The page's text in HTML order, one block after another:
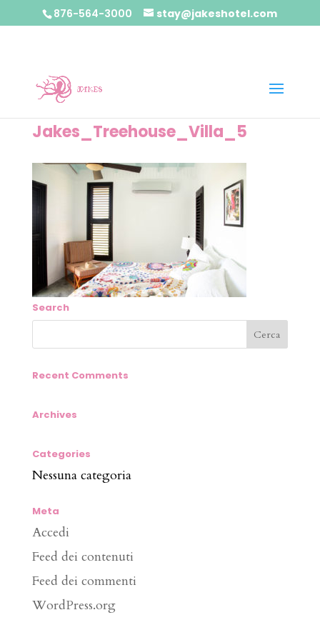
876-564-3000 stay@jakeshotel.com
Jakes_Treehouse_Villa_5
Search
Recent Comments
Archives
Categories
Nessuna categoria
Meta
Accedi
Feed dei contenuti
Feed dei commenti
WordPress.org